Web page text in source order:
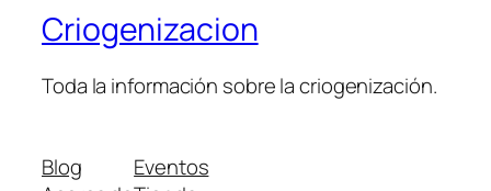
Criogenizacion
Toda la información sobre la criogenización.
Blog
Eventos